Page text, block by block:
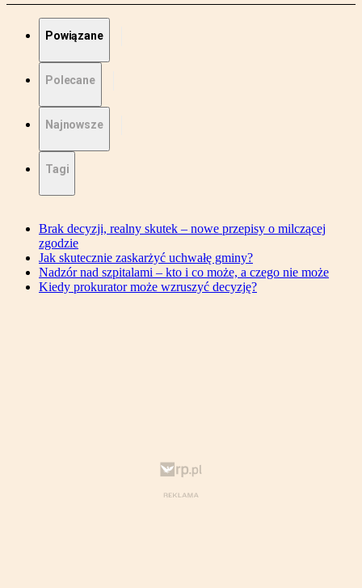
Powiązane
Polecane
Najnowsze
Tagi
Brak decyzji, realny skutek – nowe przepisy o milczącej
zgodzie
Jak skutecznie zaskarżyć uchwałę gminy?
Nadzór nad szpitalami – kto i co może, a czego nie może
Kiedy prokurator może wzruszyć decyzję?